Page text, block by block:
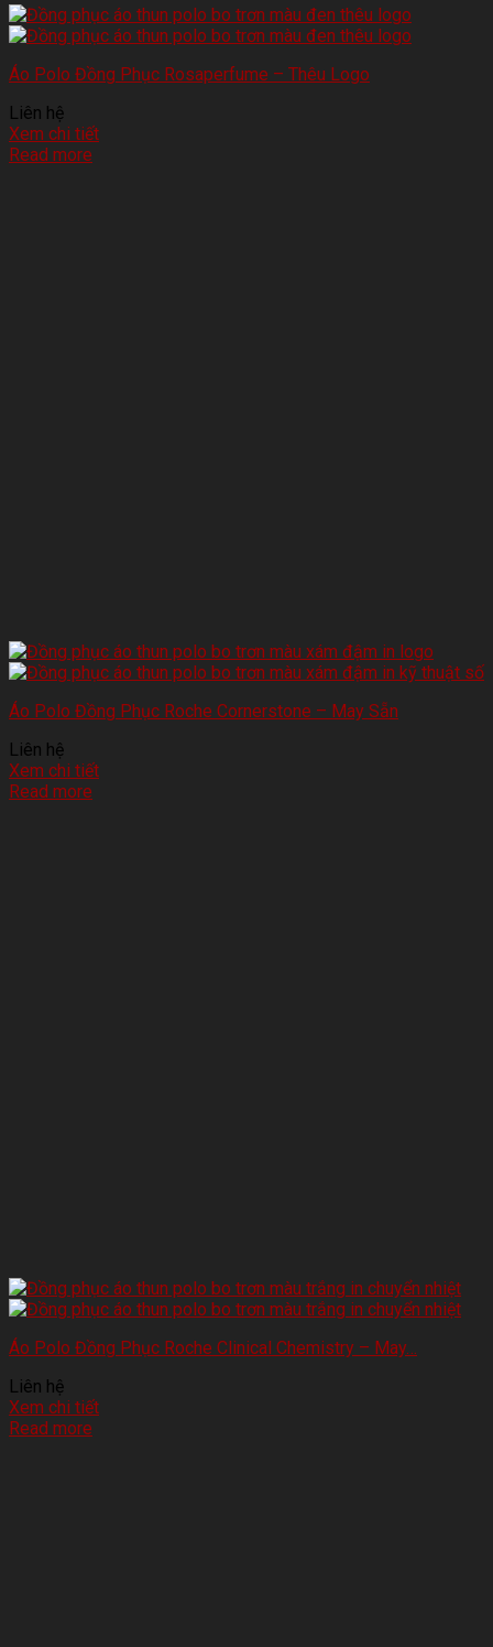
Áo Polo Đồng Phục Rosaperfume – Thêu Logo
Liên hệ
Xem chi tiết
Read more
Áo Polo Đồng Phục Roche Cornerstone – May Sẵn
Liên hệ
Xem chi tiết
Read more
Áo Polo Đồng Phục Roche Clinical Chemistry – May…
Liên hệ
Xem chi tiết
Read more